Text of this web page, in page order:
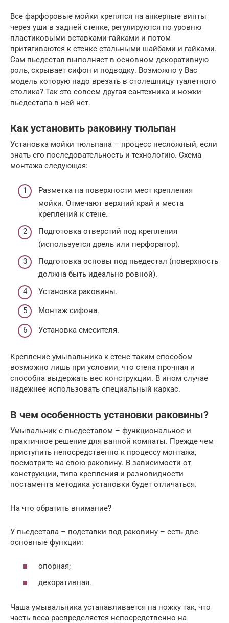
Все фарфоровые мойки крепятся на анкерные винты
через уши в задней стенке, регулируются по уровню
пластиковыми вставками-гайками и потом
притягиваются к стенке стальными шайбами и гайками.
Сам пьедестал выполняет в основном декоративную
роль, скрывает сифон и подводку. Возможно у Вас
модель которую надо врезать в столешницу туалетного
столика? Так это совсем другая сантехника и ножки-
пьедестала в ней нет.
Как установить раковину тюльпан
Установка мойки тюльпана – процесс несложный, если
знать его последовательность и технологию. Схема
монтажа следующая:
Разметка на поверхности мест крепления
мойки. Отмечают верхний край и места
креплений к стене.
Подготовка отверстий под крепления
(используется дрель или перфоратор).
Подготовка основы под пьедестал (поверхность
должна быть идеально ровной).
Установка раковины.
Монтаж сифона.
Установка смесителя.
Крепление умывальника к стене таким способом
возможно лишь при условии, что стена прочная и
способна выдержать вес конструкции. В ином случае
надежнее использовать специальный каркас.
В чем особенность установки раковины?
Умывальник с пьедесталом – функциональное и
практичное решение для ванной комнаты. Прежде чем
приступить непосредственно к процессу монтажа,
посмотрите на свою раковину. В зависимости от
конструкции, типа крепления и разновидности
постамента методика установки будет отличаться.
На что обратить внимание?
У пьедестала – подставки под раковину – есть две
основные функции:
опорная;
декоративная.
Чаша умывальника устанавливается на ножку так, что
часть веса распределяется непосредственно на